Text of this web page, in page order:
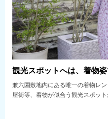
観光スポットへは、着物
兼六園敷地内にある唯一の着物レ
屋街等、着物が似合う観光スポッ